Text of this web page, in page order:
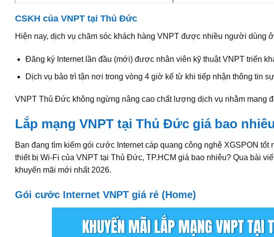
CSKH của VNPT tại Thủ Đức
Hiện nay, dịch vụ chăm sóc khách hàng VNPT được nhiều người dùng
Đăng ký Internet lần đầu (mới) được nhân viên kỹ thuật VNPT triển
Dịch vụ bảo trì tận nơi trong vòng 4 giờ kể từ khi tiếp nhận thông tin
VNPT Thủ Đức không ngừng nâng cao chất lượng dịch vụ nhằm mang
Lắp mạng VNPT tại Thủ Đức giá bao
Bạn đang tìm kiếm gói cước Internet cáp quang công nghệ XGSPON
thiết bị Wi-Fi của VNPT tại Thủ Đức, TP.HCM giá bao nhiêu? Qua bài
khuyến mãi mới nhất 2026.
Gói cước Internet VNPT giá rẻ (Home)